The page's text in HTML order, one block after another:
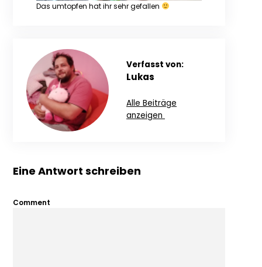
Das umtopfen hat ihr sehr gefallen
Verfasst von:
Lukas
Alle Beiträge
anzeigen
Eine Antwort schreiben
Comment